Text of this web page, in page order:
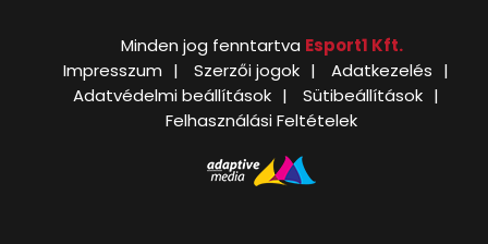
Minden jog fenntartva Esport1 Kft.
Impresszum
Szerzői jogok
Adatkezelés
Adatvédelmi beállítások
Sütibeállítások
Felhasználási Feltételek